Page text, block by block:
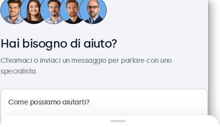
Monitor 24 Pollici Metallo
Articolo:24HD7M
100+ pezzi disponibili
Connessioni: HDMI, VGA, BNC, RCA
Hai bisogno di aiuto?
Chiamaci o inviaci un messaggio per parlare con uno
specialista.